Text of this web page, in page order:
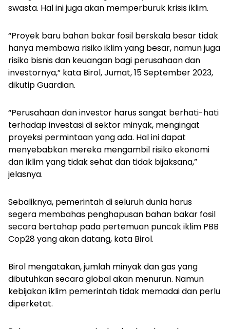
swasta. Hal ini juga akan memperburuk krisis iklim.
“Proyek baru bahan bakar fosil berskala besar tidak
hanya membawa risiko iklim yang besar, namun juga
risiko bisnis dan keuangan bagi perusahaan dan
investornya,” kata Birol, Jumat, 15 September 2023,
dikutipGuardian.
“Perusahaan dan investor harus sangat berhati-hati
terhadap investasi di sektor minyak, mengingat
proyeksi permintaan yang ada. Hal ini dapat
menyebabkan mereka mengambil risiko ekonomi
dan iklim yang tidak sehat dan tidak bijaksana,”
jelasnya.
Sebaliknya, pemerintah di seluruh dunia harus
segera membahas penghapusan bahan bakar fosil
secara bertahap pada pertemuan puncak iklim PBB
Cop28 yang akan datang, kata Birol.
Birol mengatakan, jumlah minyak dan gas yang
dibutuhkan secara global akan menurun. Namun
kebijakan iklim pemerintah tidak memadai dan perlu
diperketat.